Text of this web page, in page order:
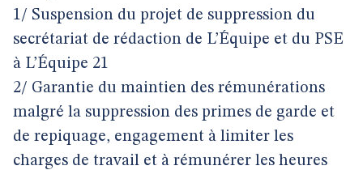
1/ Suspension du projet de suppression du
secrétariat de rédaction de L’Équipe et du PSE
à L’Équipe 21
2/ Garantie du maintien des rémunérations
malgré la suppression des primes de garde et
de repiquage, engagement à limiter les
charges de travail et à rémunérer les heures